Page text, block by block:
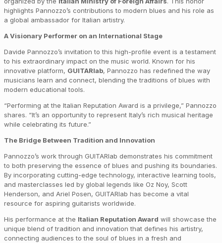
highlights Pannozzo’s contributions to modern blues and his role as
a global ambassador for Italian artistry.
A Visionary Performer on an International Stage
Davide Pannozzo’s invitation to this high-profile event is a testament
to his extraordinary impact on the music world. Known for his
innovative platform, GUITARlab, Pannozzo has redefined the way
musicians learn and connect, blending the traditions of blues with
modern educational tools.
“Performing at the Italian Reputation Award is a privilege,” Pannozzo
shares. “It’s an opportunity to represent Italy’s rich musical heritage
while celebrating its future.”
The Bridge Between Tradition and Innovation
Pannozzo’s work through GUITARlab demonstrates his commitment
to both preserving the essence of blues and pushing its boundaries.
By incorporating cutting-edge technology, interactive learning tools,
and masterclasses led by global legends like Oz Noy, Scott
Henderson, and Ariel Posen, GUITARlab has become a vital
resource for aspiring guitarists worldwide.
His performance at the Italian Reputation Award will showcase the
unique blend of tradition and innovation that defines his artistry,
connecting audiences to the soul of blues in a fresh and